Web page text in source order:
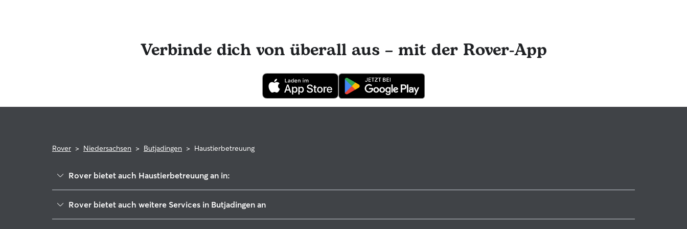
Verbinde dich von überall aus – mit der Rover-App
Rover > Niedersachsen > Butjadingen > Haustierbetreuung
Rover bietet auch Haustierbetreuung an in:
Rover bietet auch weitere Services in Butjadingen an